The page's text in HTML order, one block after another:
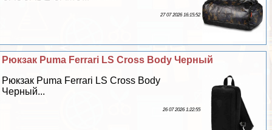
27 07 2026 16:15:52
Рюкзак Puma Ferrari LS Cross Body Черный
Рюкзак Puma Ferrari LS Cross Body
Черный...
26 07 2026 1:22:55